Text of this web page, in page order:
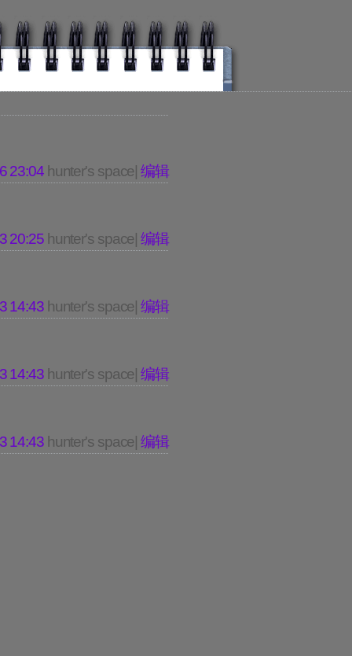
23:04hunter's space|编辑
20:25hunter's space|编辑
14:43hunter's space|编辑
14:43hunter's space|编辑
14:43hunter's space|编辑